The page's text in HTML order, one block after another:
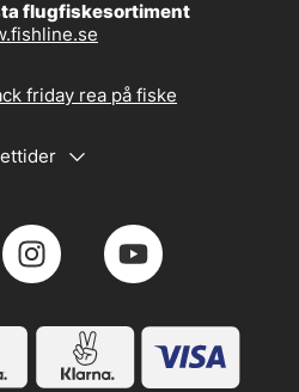
flugfiskesortiment
friday rea på fiske